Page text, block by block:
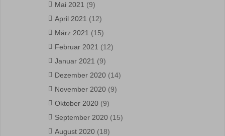
Mai 2021 (9)
April 2021 (12)
März 2021 (15)
Februar 2021 (12)
Januar 2021 (9)
Dezember 2020 (14)
November 2020 (9)
Oktober 2020 (9)
September 2020 (15)
August 2020 (18)